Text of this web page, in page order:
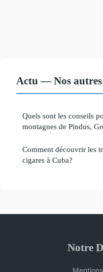
Actu — Nos
Quels sont les conseils
montagnes de Pindus,
Comment découvrir les
cigares à Cuba?
Notre